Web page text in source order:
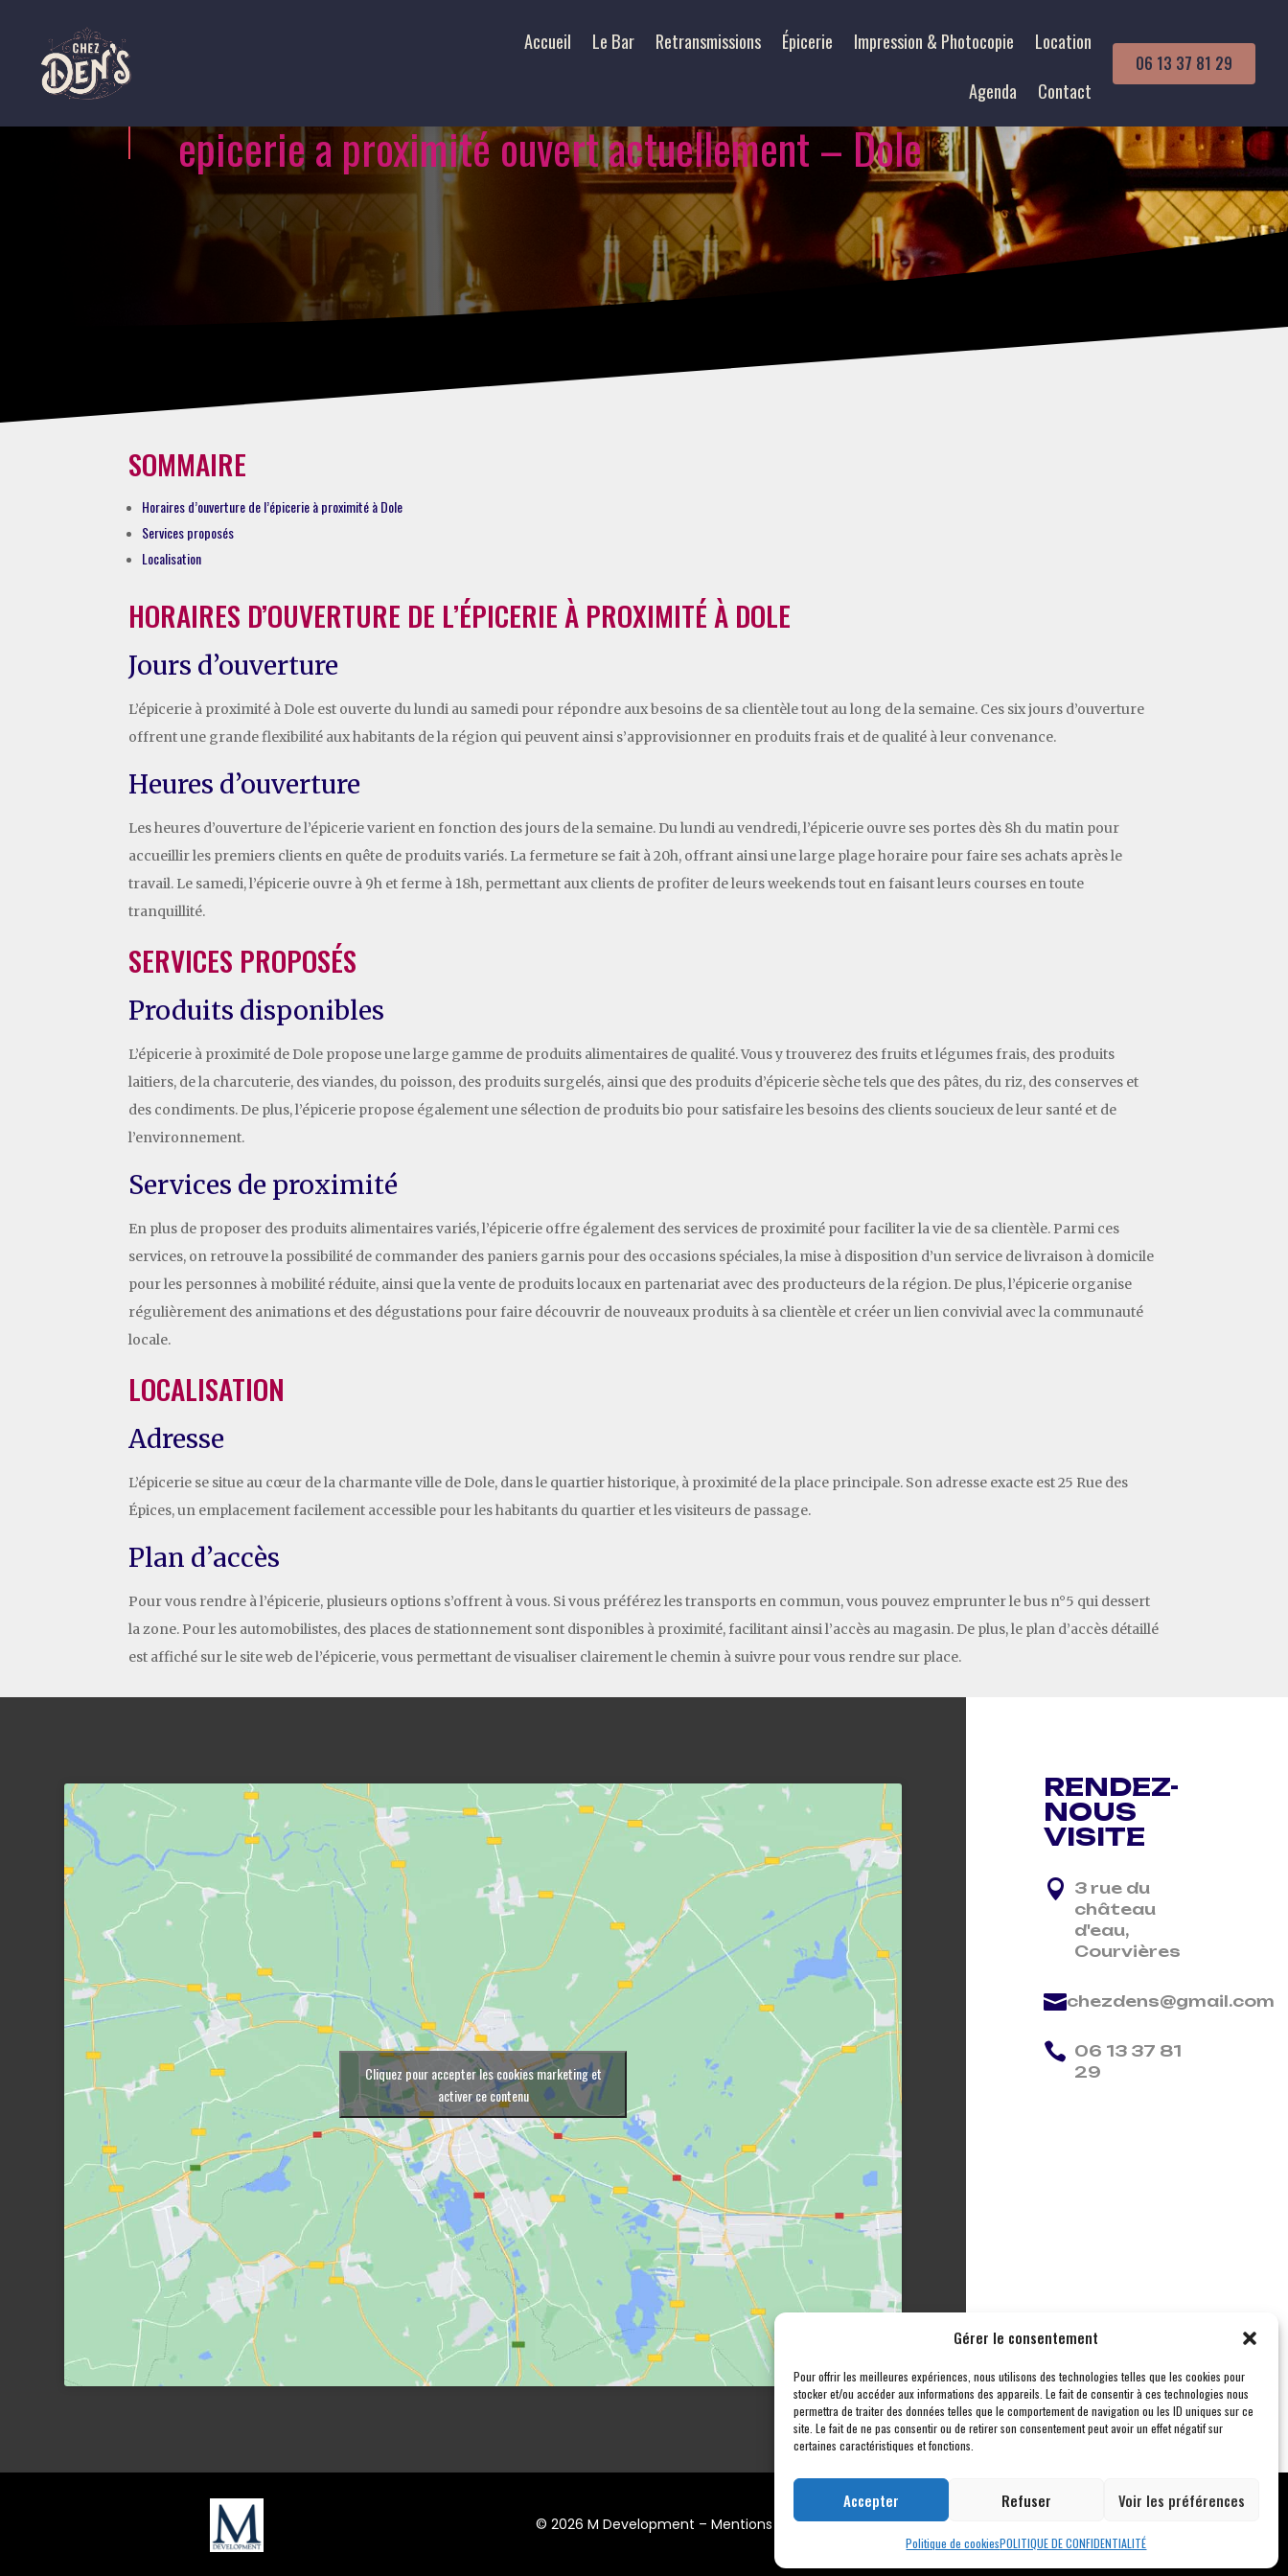
Gérer le consentement
Pour offrir les meilleures expériences, nous utilisons des technologies telles que les cookies pour
stocker et/ou accéder aux informations des appareils. Le fait de consentir à ces technologies nous
permettra de traiter des données telles que le comportement de navigation ou les ID uniques sur ce
site. Le fait de ne pas consentir ou de retirer son consentement peut avoir un effet négatif sur
certaines caractéristiques et fonctions.
Accepter Refuser Voir les préférences
Politique de cookiesPOLITIQUE DE CONFIDENTIALITÉ
Accueil Le Bar Retransmissions Épicerie Impression & Photocopie
Location
Agenda
Contact
06 13 37 81 29
epicerie a proximité ouvert actuellement – Dole
SOMMAIRE
Horaires d’ouverture de l’épicerie à proximité à Dole
Services proposés
Localisation
HORAIRES D’OUVERTURE DE L’ÉPICERIE À PROXIMITÉ À DOLE
Jours d’ouverture
L’épicerie à proximité à Dole est ouverte du lundi au samedi pour répondre aux besoins de sa clientèle tout au long de la semaine. Ces six jours d’ouverture
offrent une grande flexibilité aux habitants de la région qui peuvent ainsi s’approvisionner en produits frais et de qualité à leur convenance.
Heures d’ouverture
Les heures d’ouverture de l’épicerie varient en fonction des jours de la semaine. Du lundi au vendredi, l’épicerie ouvre ses portes dès 8h du matin pour
accueillir les premiers clients en quête de produits variés. La fermeture se fait à 20h, offrant ainsi une large plage horaire pour faire ses achats après le
travail. Le samedi, l’épicerie ouvre à 9h et ferme à 18h, permettant aux clients de profiter de leurs weekends tout en faisant leurs courses en toute
tranquillité.
SERVICES PROPOSÉS
Produits disponibles
L’épicerie à proximité de Dole propose une large gamme de produits alimentaires de qualité. Vous y trouverez des fruits et légumes frais, des produits
laitiers, de la charcuterie, des viandes, du poisson, des produits surgelés, ainsi que des produits d’épicerie sèche tels que des pâtes, du riz, des conserves et
des condiments. De plus, l’épicerie propose également une sélection de produits bio pour satisfaire les besoins des clients soucieux de leur santé et de
l’environnement.
Services de proximité
En plus de proposer des produits alimentaires variés, l’épicerie offre également des services de proximité pour faciliter la vie de sa clientèle. Parmi ces
services, on retrouve la possibilité de commander des paniers garnis pour des occasions spéciales, la mise à disposition d’un service de livraison à domicile
pour les personnes à mobilité réduite, ainsi que la vente de produits locaux en partenariat avec des producteurs de la région. De plus, l’épicerie organise
régulièrement des animations et des dégustations pour faire découvrir de nouveaux produits à sa clientèle et créer un lien convivial avec la communauté
locale.
LOCALISATION
Adresse
L’épicerie se situe au cœur de la charmante ville de Dole, dans le quartier historique, à proximité de la place principale. Son adresse exacte est 25 Rue des
Épices, un emplacement facilement accessible pour les habitants du quartier et les visiteurs de passage.
Plan d’accès
Pour vous rendre à l’épicerie, plusieurs options s’offrent à vous. Si vous préférez les transports en commun, vous pouvez emprunter le bus n°5 qui dessert
la zone. Pour les automobilistes, des places de stationnement sont disponibles à proximité, facilitant ainsi l’accès au magasin. De plus, le plan d’accès détaillé
est affiché sur le site web de l’épicerie, vous permettant de visualiser clairement le chemin à suivre pour vous rendre sur place.
Cliquez pour accepter les cookies marketing et
activer ce contenu
RENDEZ-
NOUS
VISITE
 3 rue du
château
d'eau,
Courvières
chezdens@gmail.com
 06 13 37 81
29
© 2026 M Development – Mentions légales– Tous droits réservés –